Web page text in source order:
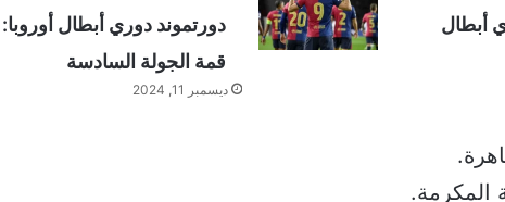
أبطال
دورتموند دوري أبطال أوروبا:
قمة الجولة السادسة
ديسمبر 11, 2024